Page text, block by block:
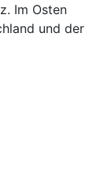
Im Osten
und der